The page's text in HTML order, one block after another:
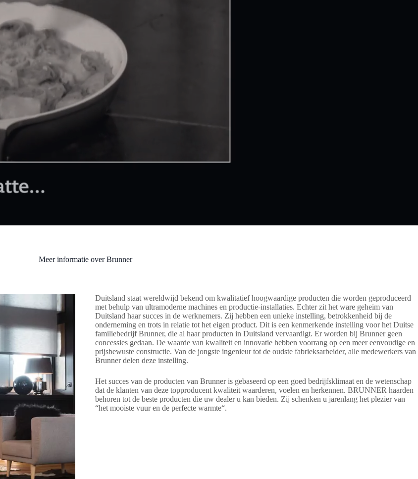
Meer informatie over Brunner
Duitsland staat wereldwijd bekend om kwalitatief hoogwaardige producten die worden geproduceerd
met behulp van ultramoderne machines en productie-installaties. Echter zit het ware geheim van
Duitsland haar succes in de werknemers. Zij hebben een unieke instelling, betrokkenheid bij de
onderneming en trots in relatie tot het eigen product. Dit is een kenmerkende instelling voor het Duitse
familiebedrijf Brunner, die al haar producten in Duitsland vervaardigt. Er worden bij Brunner geen
concessies gedaan. De waarde van kwaliteit en innovatie hebben voorrang op een meer eenvoudige en
prijsbewuste constructie. Van de jongste ingenieur tot de oudste fabrieksarbeider, alle medewerkers van
Brunner delen deze instelling.
Het succes van de producten van Brunner is gebaseerd op een goed bedrijfsklimaat en de wetenschap
dat de klanten van deze topproducent kwaliteit waarderen, voelen en herkennen. BRUNNER haarden
behoren tot de beste producten die uw dealer u kan bieden. Zij schenken u jarenlang het plezier van
“het mooiste vuur en de perfecte warmte“.